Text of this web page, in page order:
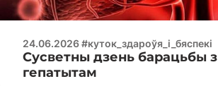
24.06.2026 #куток_здароўя_і_бяспекі
Сусветны дзень барацьбы з
гепатытам